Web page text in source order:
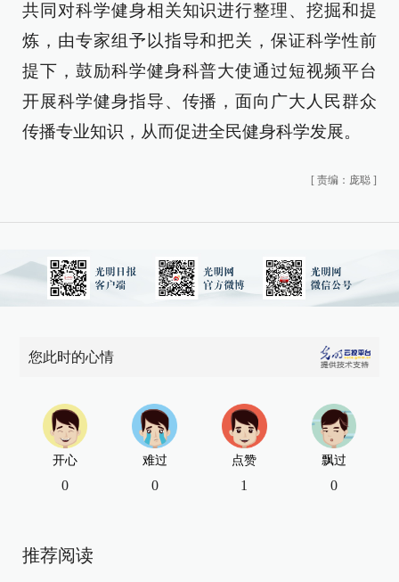
共同对科学健身相关知识进行整理、挖掘和提
炼，由专家组予以指导和把关，保证科学性前
提下，鼓励科学健身科普大使通过短视频平台
开展科学健身指导、传播，面向广大人民群众
传播专业知识，从而促进全民健身科学发展。
[ 责编：庞聪 ]
您此时的心情
开心
0
难过
0
点赞
1
飘过
0
推荐阅读